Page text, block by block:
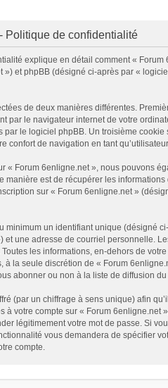
Politique de confidentialité
explique en détail comment «
») et phpBB (désigné ci-après par «
de deux manières différentes.
par le navigateur internet de votre
par le logiciel phpBB. Un troisième
confort de navigation en tant
« Forum 6enligne.net », nous pouvons
manière est de récupérer les
sur « Forum 6enligne.net »
minimum un identifiant unique (désigné
et une adresse de courriel personnelle.
les informations, en-dehors de
à la seule discrétion de « Forum
abonner ou non à la liste de diffusion
(par un chiffrage à sens unique) afin
à votre compte sur « Forum
légitimement votre mot de passe. Si
vous demandera de spécifier
compte.